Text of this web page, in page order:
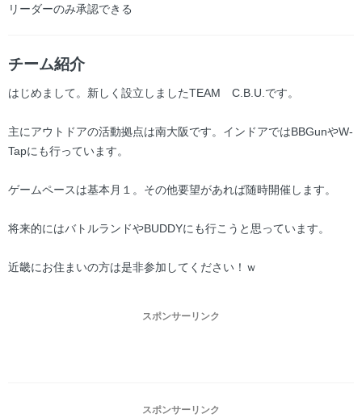
リーダーのみ承認できる
チーム紹介
はじめまして。新しく設立しましたTEAM C.B.U.です。
主にアウトドアの活動拠点は南大阪です。インドアではBBGunやW-
Tapにも行っています。
ゲームペースは基本月１。その他要望があれば随時開催します。
将来的にはバトルランドやBUDDYにも行こうと思っています。
近畿にお住まいの方は是非参加してください！ｗ
スポンサーリンク
スポンサーリンク